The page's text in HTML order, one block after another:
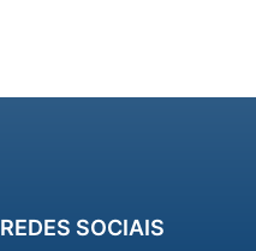
REDES SOCIAIS